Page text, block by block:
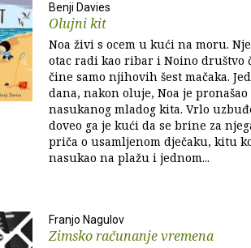
Benji Davies
Olujni kit
Noa živi s ocem u kući na moru.
otac radi kao ribar i Noino društvo
čine samo njihovih šest mačaka.
dana, nakon oluje, Noa je pronašao
nasukanog mladog kita. Vrlo
doveo ga je kući da se brine za
priča o usamljenom dječaku, kitu
nasukao na plažu i jednom...
Franjo Nagulov
Zimsko računanje vremena